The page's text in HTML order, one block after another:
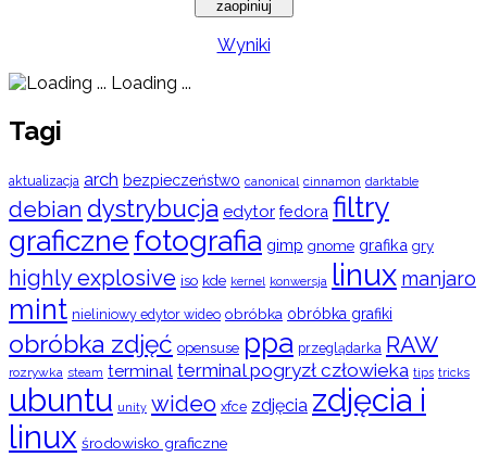
Wyniki
Loading ...
Tagi
aktualizacja arch bezpieczeństwo canonical cinnamon darktable
debian dystrybucja edytor fedora filtry
graficznefotografia gimp gnome grafika gry
highly explosive iso kde kernel konwersja linux manjaro
mint nieliniowy edytor wideo obróbka obróbka grafiki
obróbka zdjęć opensuse ppa przeglądarka RAW
rozrywka steam terminal terminal pogryzł człowieka tips tricks
ubuntu unity wideo xfce zdjęcia zdjęcia i
linux środowisko graficzne